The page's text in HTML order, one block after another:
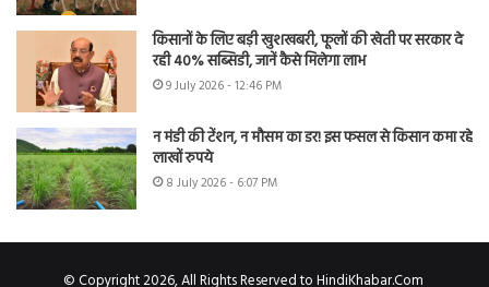
किसानों के लिए बड़ी खुशखबरी, फूलों की खेती पर सरकार दे
रही 40% सब्सिडी, जानें कैसे मिलेगा लाभ
9 July 2026 - 12:46 PM
न मंडी की टेंशन, न मौसम का डर! इस फसल से किसान कमा रहे
लाखों रुपये
8 July 2026 - 6:07 PM
© Copyright 2026, All Rights Reserved to HindiKhabar.Com